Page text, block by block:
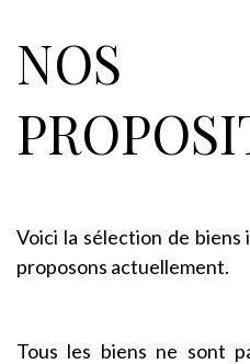
NOS
Voici la sélection de biens
proposons actuellement.
Tous les biens ne sont